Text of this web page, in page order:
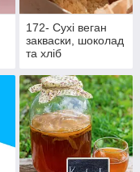
172- Сухі веган
закваски, шоколад
та хліб